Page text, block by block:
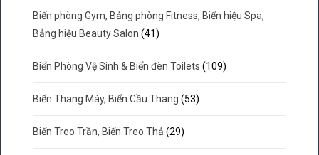
Biển phòng Gym, Bảng phòng Fitness, Biển hiệu Spa,
Bảng hiệu Beauty Salon (41)
Biển Phòng Vệ Sinh & Biển đèn Toilets (109)
Biển Thang Máy, Biển Cầu Thang (53)
Biển Treo Trần, Biển Treo Thả (29)